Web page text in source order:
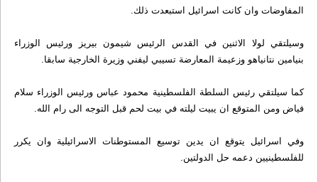
المفاوضات وان كانت اسرائيل استبعدت ذلك.
وسيلتقي لولا الاثنين في القدس الرئيس شيمون بيريز ورئيس الوزراء
بنيامين نتانياهو وزعيمة المعارضة تسيبي ليفني وزيرة الخارجية سابقا.
كما سيلتقي رئيس السلطة الفلسطينية محمود عباس ورئيس الوزراء سلام
فياض ومن المتوقع ان يبيت ليلته في بيت لحم قبل التوجه الى رام الله.
وفي اسرائيل يتوقع ان يدين توسيع المستوطنات الاسرائيلية وان يكرر
للفلسطينيين دعمه حل الدولتين.